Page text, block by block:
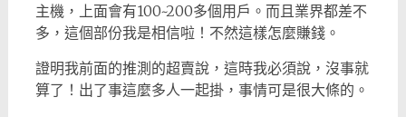
主機，上面會有100~200多個用戶。而且業界都差不
多，這個部份我是相信啦！不然這樣怎麼賺錢。
證明我前面的推測的超賣說，這時我必須說，沒事就
算了！出了事這麼多人一起掛，事情可是很大條的。